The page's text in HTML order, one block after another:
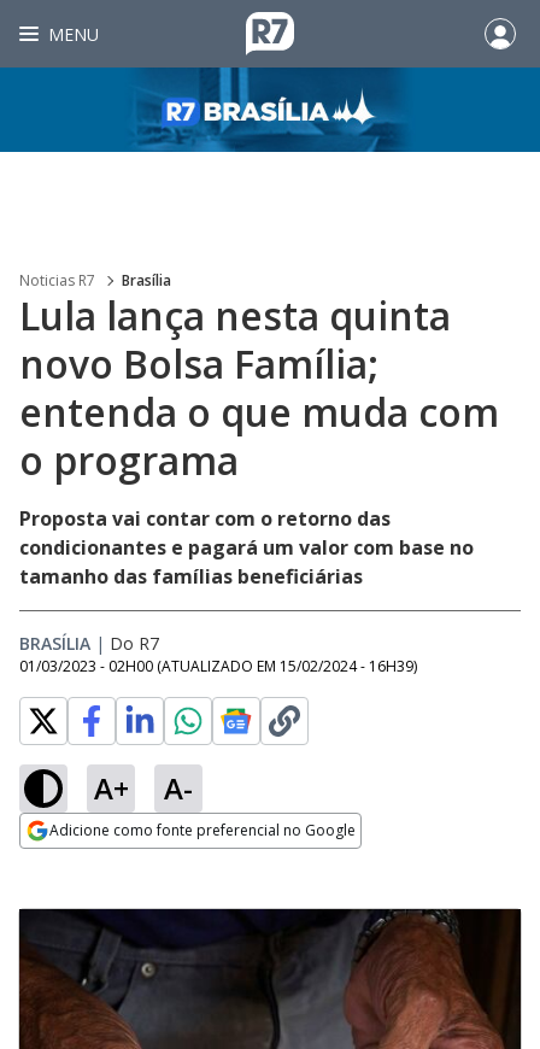
MENU
Noticias R7 Brasília
Lula lança nesta quinta
novo Bolsa Família;
entenda o que muda com
o programa
Proposta vai contar com o retorno das
condicionantes e pagará um valor com base no
tamanho das famílias beneficiárias
BRASÍLIA | Do R7
01/03/2023 - 02H00 (ATUALIZADO EM 15/02/2024 - 16H39)
A+ A-
Adicione como fonte preferencial no Google